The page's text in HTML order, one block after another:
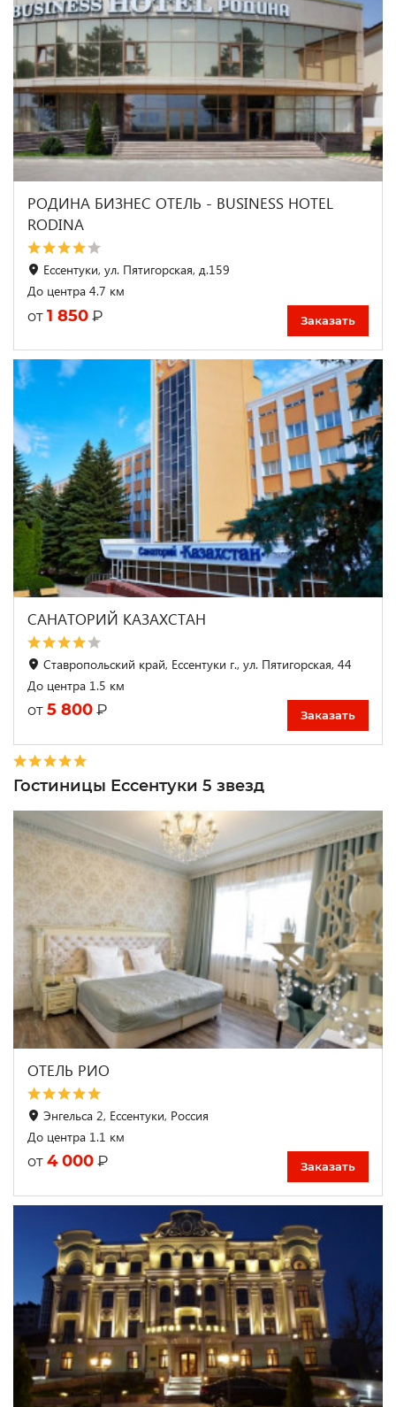
РОДИНА БИЗНЕС ОТЕЛЬ - BUSINESS HOTEL
RODINA
Ессентуки, ул. Пятигорская, д.159
До центра 4.7 км
от 1 850 ₽ Заказать
САНАТОРИЙ КАЗАХСТАН
Ставропольский край, Ессентуки г., ул. Пятигорская, 44
До центра 1.5 км
от 5 800 ₽ Заказать
Гостиницы Ессентуки 5 звезд
ОТЕЛЬ РИО
Энгельса 2, Ессентуки, Россия
До центра 1.1 км
от 4 000 ₽ Заказать